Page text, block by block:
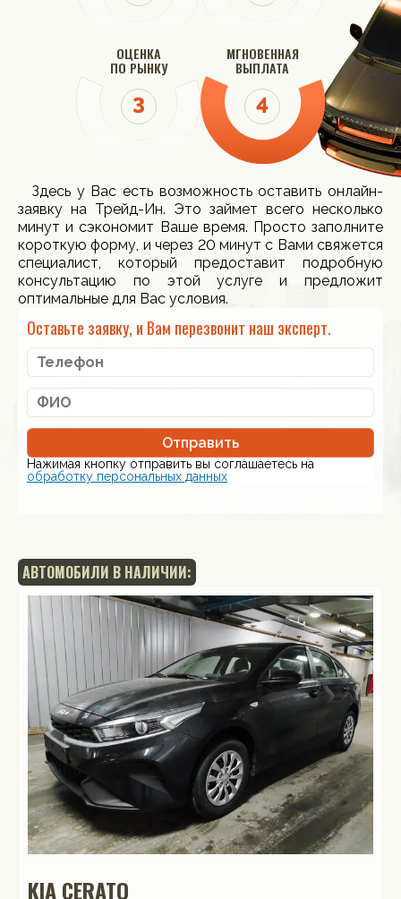
ОЦЕНКА
ПО РЫНКУ
МГНОВЕННАЯ
ВЫПЛАТА
Здесь у Вас есть возможность оставить онлайн-
заявку на Трейд-Ин. Это займет всего несколько
минут и сэкономит Ваше время. Просто заполните
короткую форму, и через 20 минут с Вами свяжется
специалист, который предоставит подробную
консультацию по этой услуге и предложит
оптимальные для Вас условия.
Оставьте заявку, и Вам перезвонит наш эксперт.
Отправить
Нажимая кнопку отправить вы соглашаетесь на
обработку персональных данных
АВТОМОБИЛИ В НАЛИЧИИ:
KIA CERATO